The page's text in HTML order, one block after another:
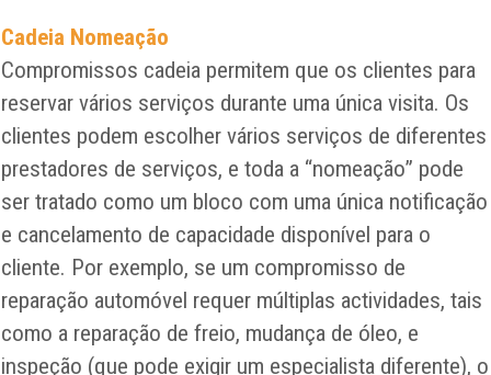
Cadeia Nomeação
Compromissos cadeia permitem que os clientes para
reservar vários serviços durante uma única visita. Os
clientes podem escolher vários serviços de diferentes
prestadores de serviços, e toda a “nomeação” pode
ser tratado como um bloco com uma única notificação
e cancelamento de capacidade disponível para o
cliente. Por exemplo, se um compromisso de
reparação automóvel requer múltiplas actividades, tais
como a reparação de freio, mudança de óleo, e
inspeção (que pode exigir um especialista diferente), o